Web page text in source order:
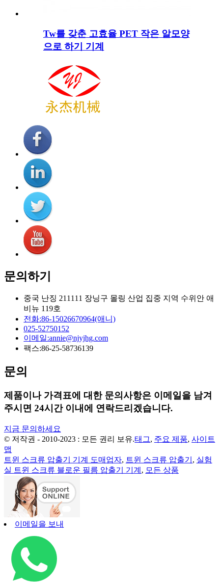
Tw를 갖춘 고효율 PET 작은 알모양
으로 하기 기계
문의하기
중국 난징 211111 장닝구 몰링 산업 집중 지역 수위안 애
비뉴 119호
전화:86-15026670964(애니)
025-52750152
이메일:annie@njyjhg.com
팩스:86-25-58736139
문의
제품이나 가격표에 대한 문의사항은 이메일을 남겨
주시면 24시간 이내에 연락드리겠습니다.
지금 문의하세요
© 저작권 - 2010-2023 : 모든 권리 보유.태그, 주요 제품, 사이트
맵
트윈 스크류 압출기 기계 도매업자, 트윈 스크류 압출기 , 실험
실 트윈 스크류 블로운 필름 압출기 기계 , 모든 상품
이메일을 보내